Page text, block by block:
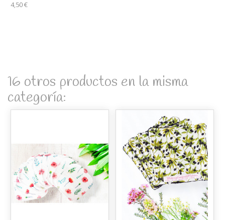
4,50 €
16 otros productos en la misma
categoría: